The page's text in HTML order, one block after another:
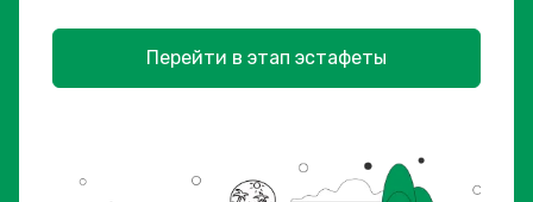
Перейти в этап эстафеты